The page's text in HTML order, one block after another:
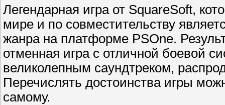
Легендарная игра от SquareSoft,
мире и по совместительству
жанра на платформе PSOne.
отменная игра с отличной боевой
великолепным саундтреком,
Перечислять достоинства игры
самому.